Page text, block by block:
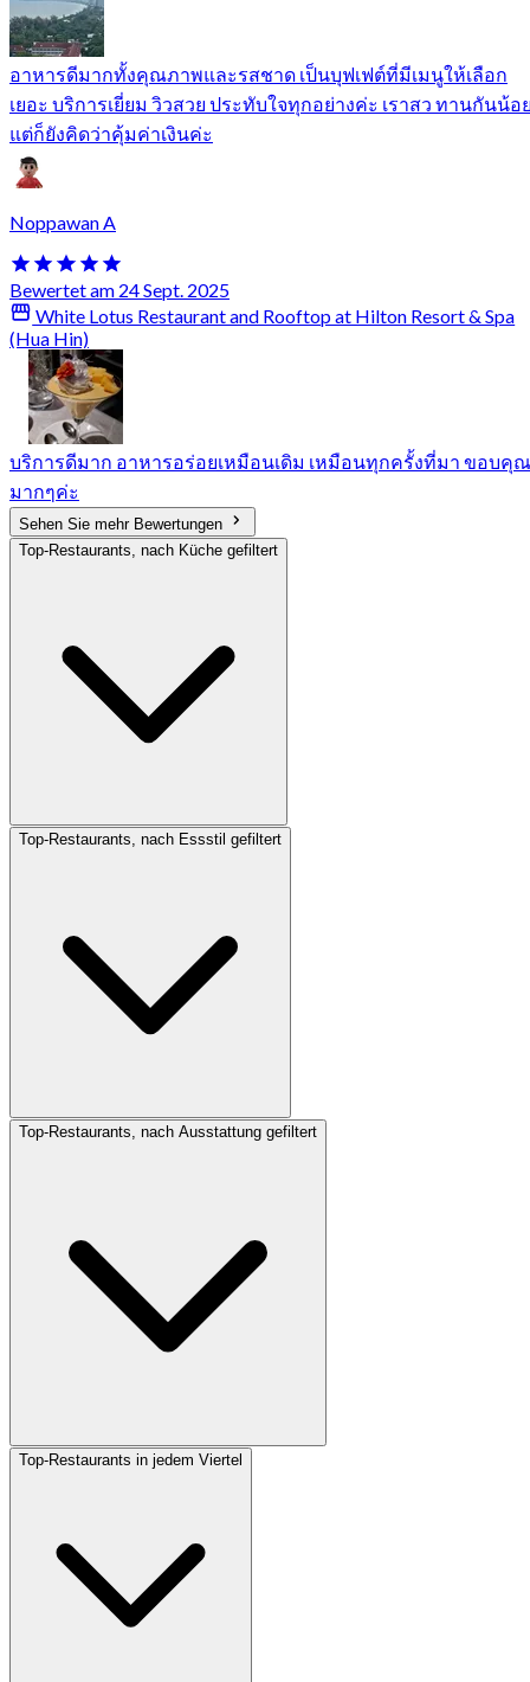
อาหารดีมากทั้งคุณภาพและรสชาด เป็นบุฟเฟต์ที่มีเมนูให้เลือก
เยอะ บริการเยี่ยม วิวสวย ประทับใจทุกอย่างค่ะ เราสว ทานกันน้อ
แต่ก็ยังคิดว่าคุ้มค่าเงินค่ะ
Noppawan A
Bewertet am 24 Sept. 2025
White Lotus Restaurant and Rooftop at Hilton Resort & Spa
(Hua Hin)
บริการดีมาก อาหารอร่อยเหมือนเดิม เหมือนทุกครั้งที่มา ขอบคุณ
มากๆค่ะ
Sehen Sie mehr Bewertungen
Top-Restaurants, nach Küche gefiltert
Top-Restaurants, nach Essstil gefiltert
Top-Restaurants, nach Ausstattung gefiltert
Top-Restaurants in jedem Viertel